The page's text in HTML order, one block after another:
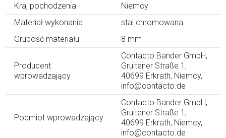
Kraj pochodzenia
Niemcy
Materiał wykonania
stal chromowana
Grubość materiału
8 mm
Producent
wprowadzający
Contacto Bander GmbH,
Gruitener Straße 1,
40699 Erkrath, Niemcy,
info@contacto.de
Podmiot wprowadzający
Contacto Bander GmbH,
Gruitener Straße 1,
40699 Erkrath, Niemcy,
info@contacto.de